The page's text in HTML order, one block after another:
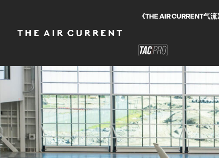
《THE AIR CURRENT